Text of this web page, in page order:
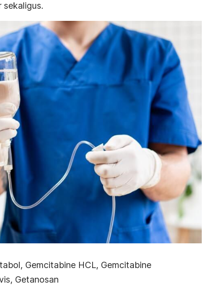
sekaligus.
Gemcitabine HCL, Gemcitabine
Getanosan